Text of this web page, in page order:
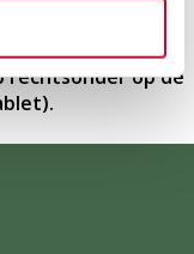
maak het
rechtsonder op de